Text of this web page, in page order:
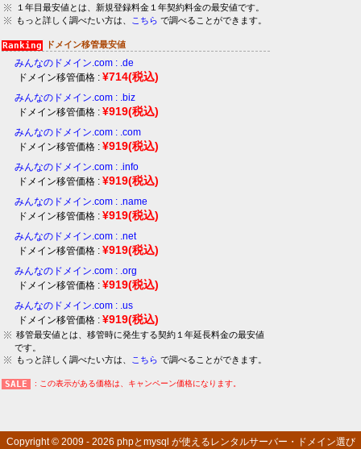
１年目最安値とは、新規登録料金１年契約料金の最安値です。
もっと詳しく調べたい方は、
こちら で調べることができます。
ドメイン移管最安値
みんなのドメイン.com : .de
ドメイン移管価格 : ¥714(税込)
みんなのドメイン.com : .biz
ドメイン移管価格 : ¥919(税込)
みんなのドメイン.com : .com
ドメイン移管価格 : ¥919(税込)
みんなのドメイン.com : .info
ドメイン移管価格 : ¥919(税込)
みんなのドメイン.com : .name
ドメイン移管価格 : ¥919(税込)
みんなのドメイン.com : .net
ドメイン移管価格 : ¥919(税込)
みんなのドメイン.com : .org
ドメイン移管価格 : ¥919(税込)
みんなのドメイン.com : .us
ドメイン移管価格 : ¥919(税込)
移管最安値とは、移管時に発生する契約１年延長料金の最安値
です。
もっと詳しく調べたい方は、
こちら で調べることができます。
: この表示がある価格は、キャンペーン価格になります。
Copyright © 2009 - 2026 phpとmysql が使えるレンタルサーバー・ドメイン選び